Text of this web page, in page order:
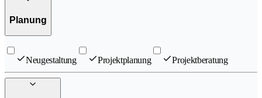
Planung
Neugestaltung Projektplanung Projektberatung